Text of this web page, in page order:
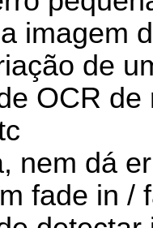
imagem
de
OCR
nem dá
fade in /